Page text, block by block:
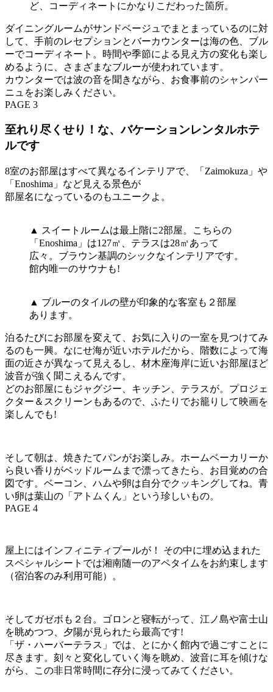
ど、コーディネートにかなりこだわった箇所。
ダイニングルームがサンドベージュでまとまっているのに対
して、手前のレセプションとバーカウンターは海の色、ブル
ーでコーディネート。時間や季節による見え方の変化も楽し
めるように、さまざまなブルーが使われています。
カウンターでは波の音を聞きながら、お食事前のシャンパー
ニュをお楽しみください。
PAGE 3
至れり尽くせり！な、バケーションレンタルホテ
ルです
8室のお部屋はすべて異なるインテリアで、「Zaimokuza」や
「Enoshima」など見える景色が
部屋名になっているのもユニークよ。
▲ スイートルームは最上階に2部屋。こちらの
「Enoshima」は127㎡、テラスは28㎡あって
広々。ブラウン基調のシックなインテリアです。
館内唯一のサウナも!
▲ ブルーのタイルの壁が印象的な客室も２部屋
あります。
泊るたびにお部屋を変えて、お気に入りの一室を見つけてみ
るのも一興。なにせ海が近いホテルだから、階数によって海
面の近さが異なって見えるし、材木座海岸に近いお部屋ほど
波音が強く聞こえるんです。
どのお部屋にもジャグジー、キッチン、テラスが。プロジェ
クター＆スクリーンもあるので、ふたりでお籠りして映画を
楽しんでも!
そして朝は、焼きたてパンがお楽しみ。ホームベーカリーか
ら良い香りがベッドルームまで漂ってきたら、お目覚めの合
図です。ベーコン、ハムや卵は自分でクッキングしてね。青
い卵は葉山の「アトムくん」という珍しいもの。
PAGE 4
屋上にはインフィニティプールが！ その中に埋め込まれた
スペシャルシートでは湘南随一のアペタイムをお約束します
（宿泊客のみ利用可能）。
そしてガゼボも２台。ゴロンと寝転がって、江ノ島や富士山
を眺めつつ、夕陽が見られたら最高です!
「ザ・ハーバーテラス」では、とにかく館内で過ごすことに
尽きます。刻々と変化していく海を眺め、波音に耳を傾けな
がら、この非日常時間に存分に浸ってみてください。